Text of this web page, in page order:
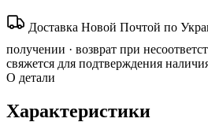
Доставка Новой Почтой по
получении · возврат при
свяжется для подтверждения
О детали
Характеристики